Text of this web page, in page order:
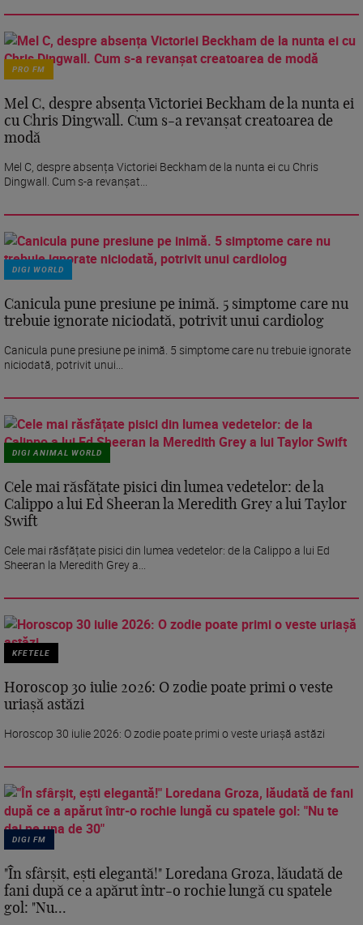
PRO FM
Mel C, despre absența Victoriei Beckham de la nunta ei
cu Chris Dingwall. Cum s-a revanșat creatoarea de
modă
Mel C, despre absența Victoriei Beckham de la nunta ei cu Chris
Dingwall. Cum s-a revanșat...
DIGI WORLD
Canicula pune presiune pe inimă. 5 simptome care nu
trebuie ignorate niciodată, potrivit unui cardiolog
Canicula pune presiune pe inimă. 5 simptome care nu trebuie ignorate
niciodată, potrivit unui...
DIGI ANIMAL WORLD
Cele mai răsfățate pisici din lumea vedetelor: de la
Calippo a lui Ed Sheeran la Meredith Grey a lui Taylor
Swift
Cele mai răsfățate pisici din lumea vedetelor: de la Calippo a lui Ed
Sheeran la Meredith Grey a...
KFETELE
Horoscop 30 iulie 2026: O zodie poate primi o veste
uriașă astăzi
Horoscop 30 iulie 2026: O zodie poate primi o veste uriașă astăzi
DIGI FM
"În sfârșit, ești elegantă!" Loredana Groza, lăudată de
fani după ce a apărut într-o rochie lungă cu spatele
gol: "Nu...